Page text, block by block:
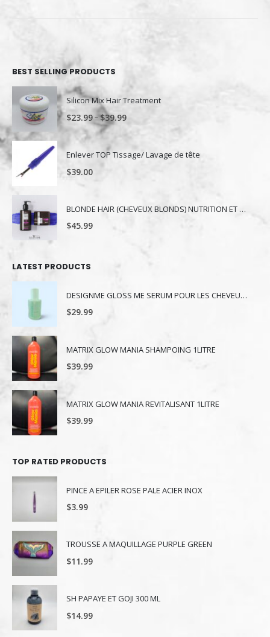
BEST SELLING PRODUCTS
Silicon Mix Hair Treatment
$23.99–$39.99
Enlever TOP Tissage/ Lavage de tête
$39.00
BLONDE HAIR (CHEVEUX BLONDS) NUTRITION ET NUANCE
$45.99
LATEST PRODUCTS
DESIGNME GLOSS ME SERUM POUR LES CHEVEUX 80ML
$29.99
MATRIX GLOW MANIA SHAMPOING 1LITRE
$39.99
MATRIX GLOW MANIA REVITALISANT 1LITRE
$39.99
TOP RATED PRODUCTS
PINCE A EPILER ROSE PALE ACIER INOX
$3.99
TROUSSE A MAQUILLAGE PURPLE GREEN
$11.99
SH PAPAYE ET GOJI 300 ML
$14.99